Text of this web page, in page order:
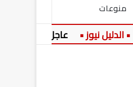
منوعات
عاجل: